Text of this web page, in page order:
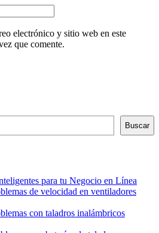
electrónico y sitio web en este
que comente.
Buscar
para tu Negocio en Línea
de velocidad en ventiladores
con taladros inalámbricos